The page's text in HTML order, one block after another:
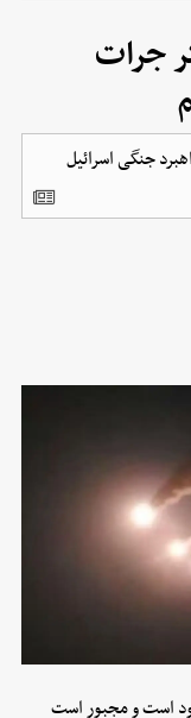
جرات
جنگی اسرائیل
است و مجبور است